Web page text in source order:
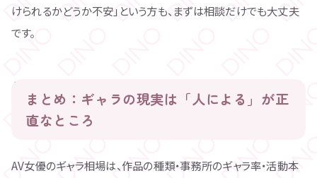
けられるかどうか不安」という方も、まずは相談だけでも大丈夫
です。
まとめ：ギャラの現実は「人による」が正
直なところ
AV女優のギャラ相場は、作品の種類・事務所のギャラ率・活動本